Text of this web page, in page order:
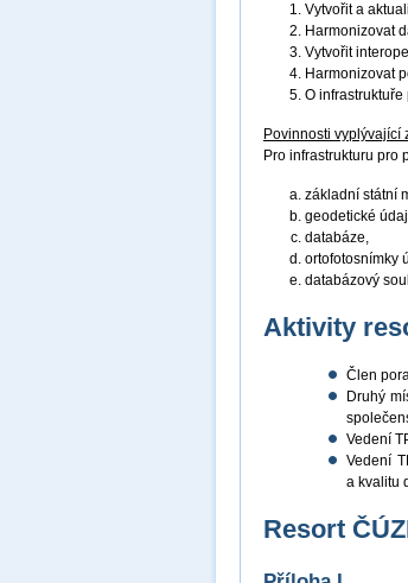
Vytvořit a
Harmonizovat
Vytvořit
Harmonizovat
O
Povinnosti vyplývající
Pro infrastrukturu pro
základní státní
geodetické
databáze,
ortofotosnímky
databázový
Aktivity
Člen
Druhý
Vedení
Vedení
a kvalitu
Resort